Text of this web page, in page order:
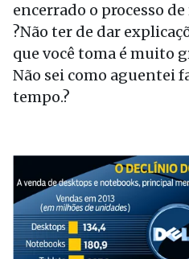
encerrado o processo
?Não ter de dar
que você toma é muito
Não sei como aguentei
tempo.?